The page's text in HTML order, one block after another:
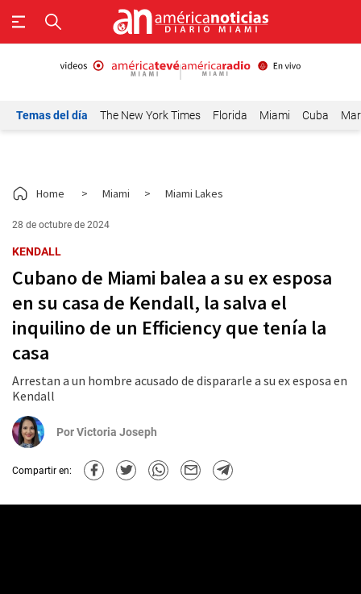
Temas del día The New York Times Florida Miami Cuba
Home > Miami > Miami Lakes
28 de octubre de 2024
KENDALL
Cubano de Miami balea a su ex esposa
en su casa de Kendall, la salva el
inquilino de un Efficiency que tenía la
casa
Arrestan a un hombre acusado de dispararle a su ex esposa en
Kendall
PorVictoria Joseph
Compartir en: